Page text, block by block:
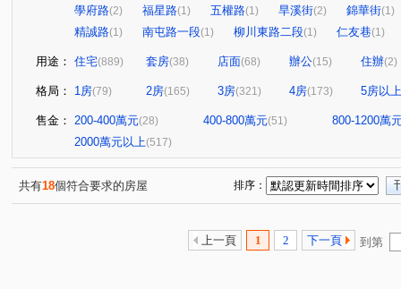
學府路(2) 福星路(1) 五權路(1) 旱溪街(2) 錦華街(1)
精誠路(1) 南屯路一段(1) 柳川東路二段(1) 仁友巷(1)
用途： 住宅(889) 套房(38) 店面(68) 辦公(15) 住辦(2)
格局： 1房(79) 2房(165) 3房(321) 4房(173) 5房以上
售金： 200-400萬元(28) 400-800萬元(51)
800-1200萬
2000萬元以上(517)
共有18個符合要求的房屋 排序：
上一頁 1 2 下一頁 到第